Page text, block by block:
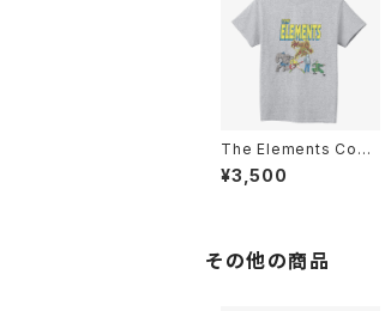
The Elements Comi
cs T-Shirts Sport Gr
ey
¥3,500
その他の商品